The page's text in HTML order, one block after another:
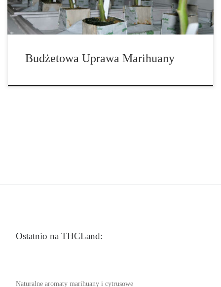
Budżetowa Uprawa Marihuany
Ostatnio na THCLand:
Naturalne aromaty marihuany i cytrusowe